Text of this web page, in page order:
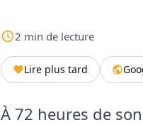
2 min de lecture
Lire plus tard
À 72 heures de